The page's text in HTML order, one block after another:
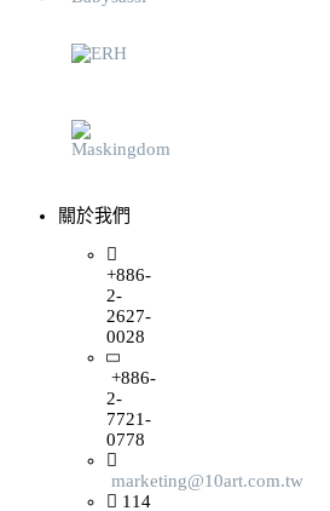
關於我們
+886-
2-
2627-
0028
+886-
2-
7721-
0778
marketing@10art.com.tw
114